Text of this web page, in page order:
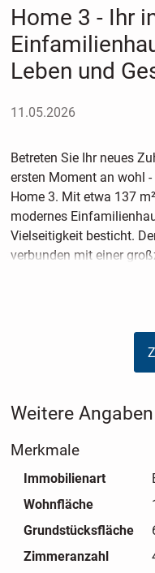
Home 3 - Ihr
Leben und
11.05.2026
Betreten Sie Ihr neues
ersten Moment an wohl
Home 3. Mit etwa 137
modernes
Vielseitigkeit besticht.
verbunden mit einer
Herzstück dieses
gemeinsame Zeit und
dem Sie die
Wünschen gestalten
Lebensstil passt. Ein
Rückzugsort voller
das mit Ihnen wächst
Weitere Angaben
Merkmale
Immobilienart
Wohnfläche
Grundstücksfläche
Zimmeranzahl